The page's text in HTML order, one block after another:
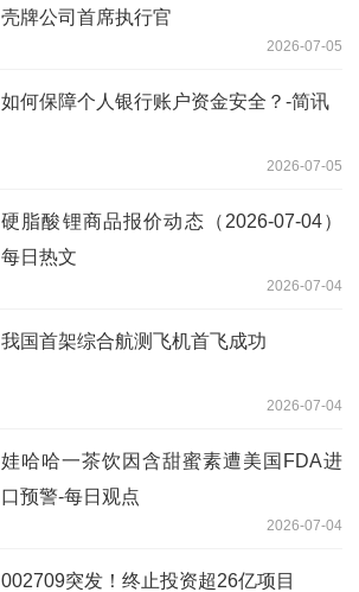
壳牌公司首席执行官
2026-07-05
如何保障个人银行账户资金安全？-简讯
2026-07-05
硬脂酸锂商品报价动态（2026-07-04）
每日热文
2026-07-04
我国首架综合航测飞机首飞成功
2026-07-04
娃哈哈一茶饮因含甜蜜素遭美国FDA进
口预警-每日观点
2026-07-04
002709突发！终止投资超26亿项目